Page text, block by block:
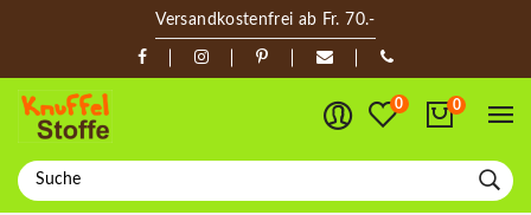
Versandkostenfrei ab Fr. 70.-
0 0